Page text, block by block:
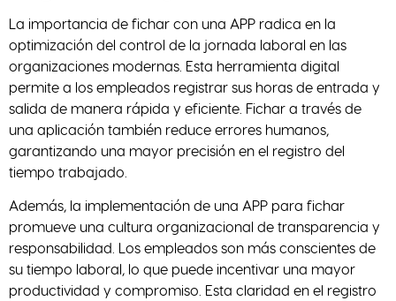
La importancia de fichar con una APP radica en la
optimización del control de la jornada laboral en las
organizaciones modernas. Esta herramienta digital
permite a los empleados registrar sus horas de entrada y
salida de manera rápida y eficiente. Fichar a través de
una aplicación también reduce errores humanos,
garantizando una mayor precisión en el registro del
tiempo trabajado.
Además, la implementación de una APP para fichar
promueve una cultura organizacional de transparencia y
responsabilidad. Los empleados son más conscientes de
su tiempo laboral, lo que puede incentivar una mayor
productividad y compromiso. Esta claridad en el registro